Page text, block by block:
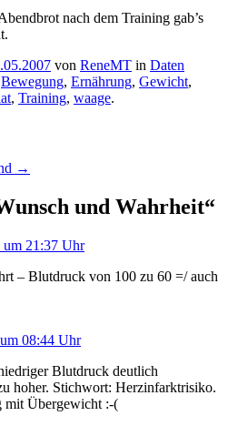
nach dem Training gab’s
von ReneMT in Daten
Bewegung, Ernährung, Gewicht,
, Training, waage.
→
und Wahrheit“
um 21:37 Uhr
– Blutdruck von 100 zu 60 =/ auch
08:44 Uhr
Blutdruck deutlich
hoher. Stichwort: Herzinfarktrisiko.
mit Übergewicht :-(